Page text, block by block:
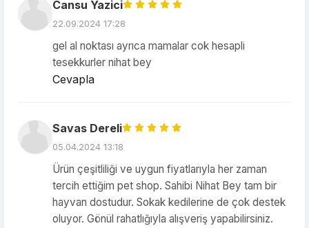
Cansu Yazici
22.09.2024 17:28
gel al noktası ayrıca mamalar cok hesapli
tesekkurler nihat bey
Cevapla
Savas Dereli
05.04.2024 13:18
Ürün çeşitliliği ve uygun fiyatlarıyla her zaman
tercih ettiğim pet shop. Sahibi Nihat Bey tam bir
hayvan dostudur. Sokak kedilerine de çok destek
oluyor. Gönül rahatlığıyla alışveriş yapabilirsiniz.